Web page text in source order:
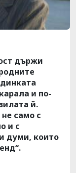
държи
и по-
й.
само с
и с
думи, които